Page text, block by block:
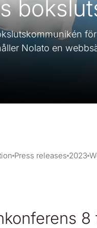
Nolato en
Press releases 2023
8